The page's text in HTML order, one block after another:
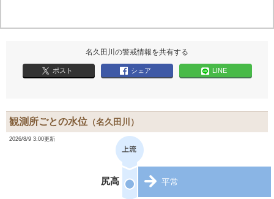
名久田川の警戒情報を共有する
ポスト シェア LINE
観測所ごとの水位 （名久田川）
2026/8/9 3:00更新
尻高 平常